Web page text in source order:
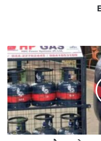
अब
सस्ता
गैस
कनेक्शन:
5
किलो
सिलेंडर
के
लिए